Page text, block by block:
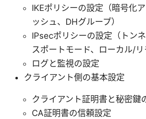
IKEポリシーの設定（暗号化
ッシュ、DHグループ）
IPsecポリシーの設定（トン
スポートモード、ローカル/リ
ログと監視の設定
クライアント側の基本設定
クライアント証明書と秘密鍵
CA証明書の信頼設定